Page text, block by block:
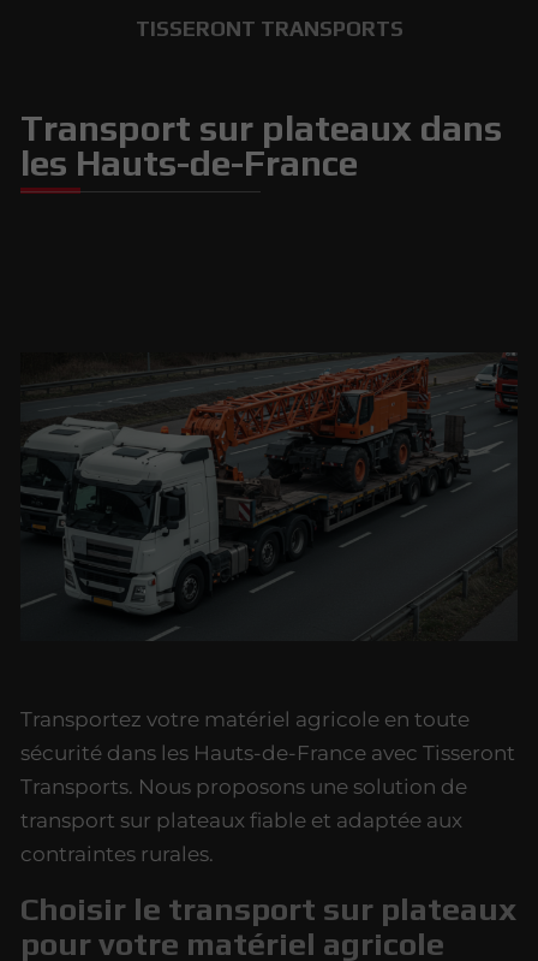
TISSERONT TRANSPORTS
Transport sur plateaux dans
les Hauts-de-France
Transportez votre matériel agricole en toute
sécurité dans les Hauts-de-France avec Tisseront
Transports. Nous proposons une solution de
transport sur plateaux fiable et adaptée aux
contraintes rurales.
Choisir le transport sur plateaux
pour votre matériel agricole